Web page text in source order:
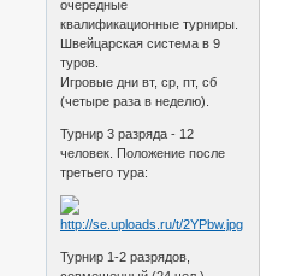
очередные
квалификационные турниры.
Швейцарская система в 9
туров.
Игровые дни вт, ср, пт, сб
(четыре раза в неделю).
Турнир 3 разряда - 12
человек. Положение после
третьего тура:
Турнир 1-2 разрядов,